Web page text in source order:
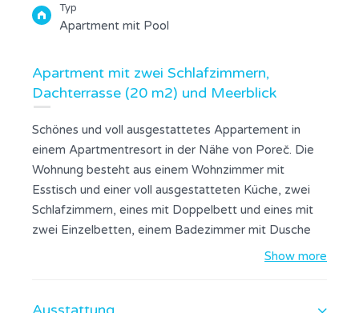
Typ
Apartment mit Pool
Apartment mit zwei Schlafzimmern,
Dachterrasse (20 m2) und Meerblick
Schönes und voll ausgestattetes Appartement in
einem Apartmentresort in der Nähe von Poreč. Die
Wohnung besteht aus einem Wohnzimmer mit
Esstisch und einer voll ausgestatteten Küche, zwei
Schlafzimmern, eines mit Doppelbett und eines mit
zwei Einzelbetten, einem Badezimmer mit Dusche
und einer Dachterrasse mit Meerblick. Wohnzimmer
Gemeinschaftspool und einen Tennisplatz.
Show more